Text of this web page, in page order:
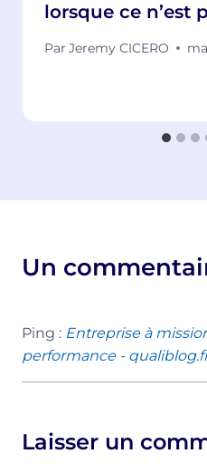
lorsque ce n’est
Par Jeremy CICERO
Un
Ping : Entreprise à
performance -
Laisser un